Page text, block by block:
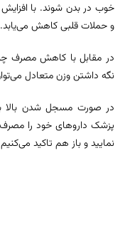
خوب در بدن ‌شوند. با افزایش
و حملات قلبی کاهش می‌یابد.
در مقابل با کاهش مصرف
نگه داشتن وزن متعادل
در صورت مسجل شدن بالا
پزشک داروهای خود را
نمایید و باز هم تاکید